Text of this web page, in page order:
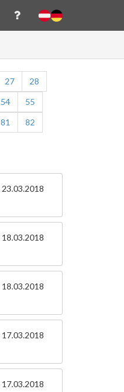
27
28
54
55
81
82
23.03.2018
18.03.2018
18.03.2018
17.03.2018
17.03.2018